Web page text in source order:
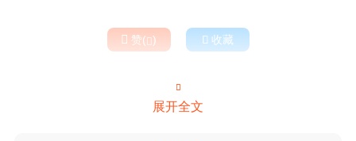
 赞()  收藏

展开全文